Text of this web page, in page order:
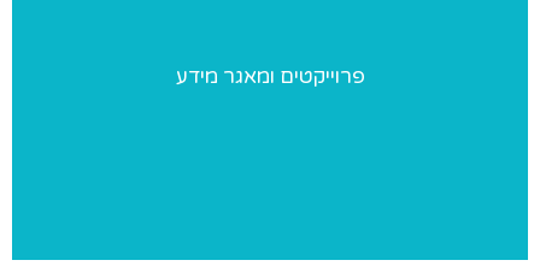
פרוייקטים ומאגר מידע